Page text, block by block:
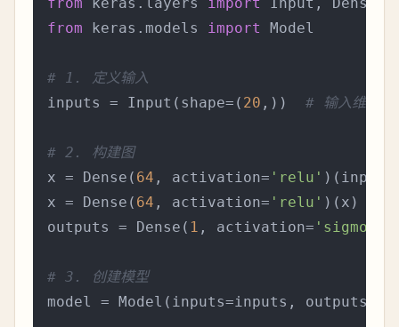
from keras.models import Model
# 1. 定义输入
inputs = Input(shape=( 20 ,)) # 输入维度为
# 2. 构建图
x = Dense( 64 , activation= 'relu'
x = Dense( 64 , activation= 'relu'
outputs = Dense( 1 , activation= 'sigmoid'
# 3. 创建模型
model = Model(inputs=inputs,